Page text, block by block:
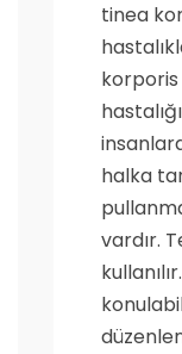
tinea
halka
vardır.